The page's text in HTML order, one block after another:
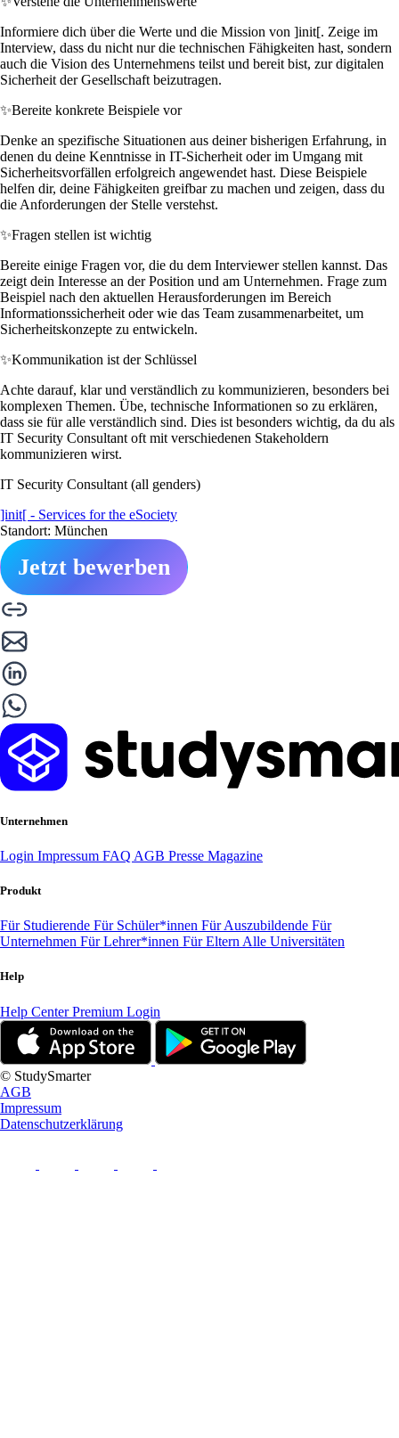
Informiere dich über die Werte und die Mission von ]init[. Zeige im
Interview, dass du nicht nur die technischen Fähigkeiten hast, sondern
auch die Vision des Unternehmens teilst und bereit bist, zur digitalen
Sicherheit der Gesellschaft beizutragen.
✨Bereite konkrete Beispiele vor
Denke an spezifische Situationen aus deiner bisherigen Erfahrung, in
denen du deine Kenntnisse in IT-Sicherheit oder im Umgang mit
Sicherheitsvorfällen erfolgreich angewendet hast. Diese Beispiele
helfen dir, deine Fähigkeiten greifbar zu machen und zeigen, dass du
die Anforderungen der Stelle verstehst.
✨Fragen stellen ist wichtig
Bereite einige Fragen vor, die du dem Interviewer stellen kannst. Das
zeigt dein Interesse an der Position und am Unternehmen. Frage zum
Beispiel nach den aktuellen Herausforderungen im Bereich
Informationssicherheit oder wie das Team zusammenarbeitet, um
Sicherheitskonzepte zu entwickeln.
✨Kommunikation ist der Schlüssel
Achte darauf, klar und verständlich zu kommunizieren, besonders bei
komplexen Themen. Übe, technische Informationen so zu erklären,
dass sie für alle verständlich sind. Dies ist besonders wichtig, da du als
IT Security Consultant oft mit verschiedenen Stakeholdern
kommunizieren wirst.
IT Security Consultant (all genders)
]init[ - Services for the eSociety
Standort: München
Jetzt bewerben
Unternehmen
Login Impressum FAQ AGB Presse Magazine
Produkt
Für Studierende Für Schüler*innen Für Auszubildende Für
Unternehmen Für Lehrer*innen Für Eltern Alle Universitäten
Help
Help CenterPremium Login
© StudySmarter
AGB
Impressum
Datenschutzerklärung